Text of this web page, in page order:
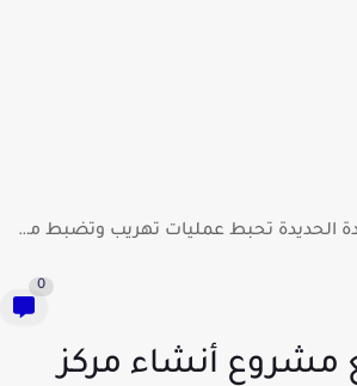
نجدة الحديدة تحبط عمليات تهريب وتضبط مطلوبين وشحنات مواد...
أنشاء مركز